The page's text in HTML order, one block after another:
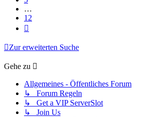
…
12
Zur erweiterten Suche
Gehe zu
Allgemeines - Öffentliches Forum
↳ Forum Regeln
↳ Get a VIP ServerSlot
↳ Join Us